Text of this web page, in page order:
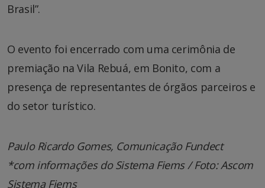
Brasil”.
O evento foi encerrado com uma cerimônia de
premiação na Vila Rebuá, em Bonito, com a
presença de representantes de órgãos parceiros e
do setor turístico.
Paulo Ricardo Gomes, Comunicação Fundect
*com informações do Sistema Fiems /Foto: Ascom
Sistema Fiems